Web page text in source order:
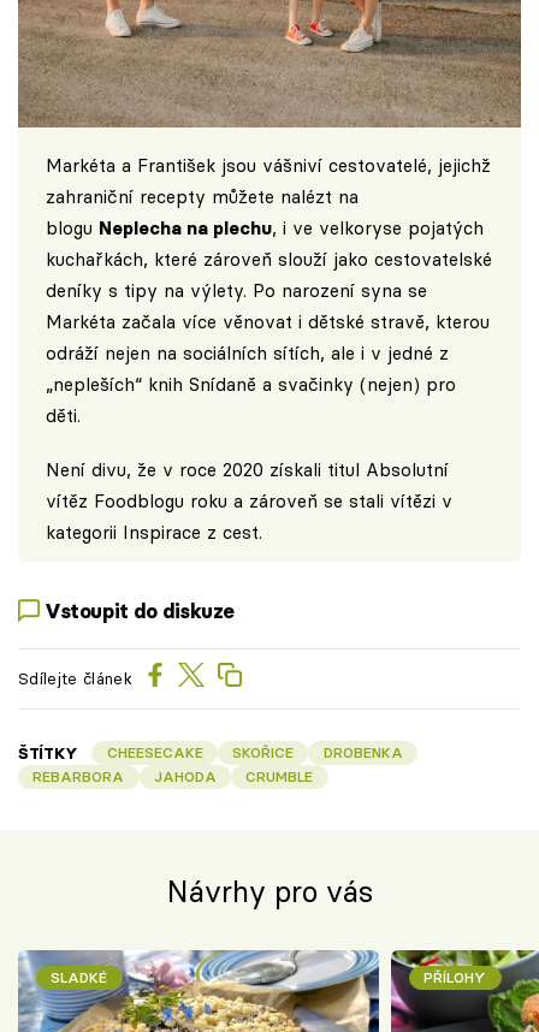
Markéta a František jsou vášniví cestovatelé, jejichž
zahraniční recepty můžete nalézt na
blogu Neplecha na plechu, i ve velkoryse pojatých
kuchařkách, které zároveň slouží jako cestovatelské
deníky s tipy na výlety. Po narození syna se
Markéta začala více věnovat i dětské stravě, kterou
odráží nejen na sociálních sítích, ale i v jedné z
„nepleších“ knih Snídaně a svačinky (nejen) pro
děti.
Není divu, že v roce 2020 získali titul Absolutní
vítěz Foodblogu roku a zároveň se stali vítězi v
kategorii Inspirace z cest.
Vstoupit do diskuze
Sdílejte článek
ŠTÍTKY CHEESECAKE SKOŘICE
DROBENKA
REBARBORA
JAHODA CRUMBLE
Návrhy pro vás
SLADKÉ PŘÍLOHY